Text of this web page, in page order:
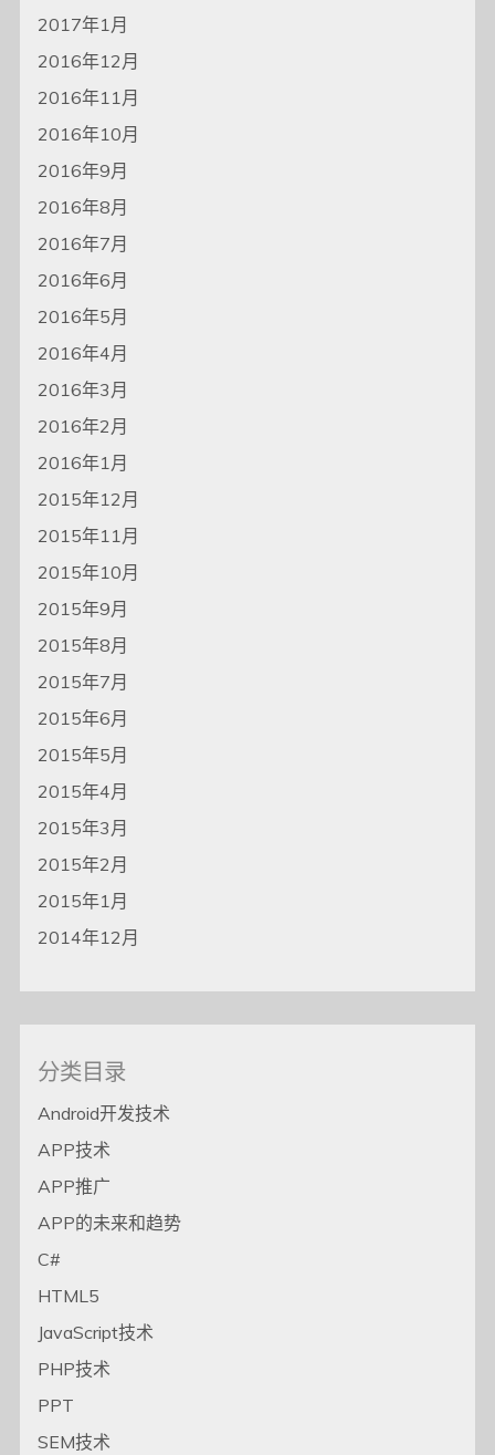
2017年1月
2016年12月
2016年11月
2016年10月
2016年9月
2016年8月
2016年7月
2016年6月
2016年5月
2016年4月
2016年3月
2016年2月
2016年1月
2015年12月
2015年11月
2015年10月
2015年9月
2015年8月
2015年7月
2015年6月
2015年5月
2015年4月
2015年3月
2015年2月
2015年1月
2014年12月
分类目录
Android开发技术
APP技术
APP推广
APP的未来和趋势
C#
HTML5
JavaScript技术
PHP技术
PPT
SEM技术